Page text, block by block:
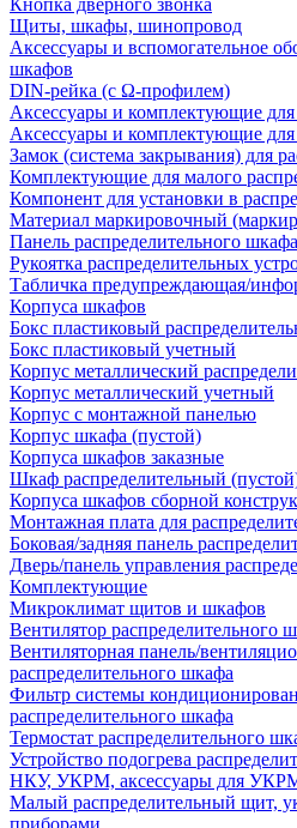
Кнопка дверного звонка
Щиты, шкафы, шинопровод
Аксессуары и вспомогательное
шкафов
DIN-рейка (с Ω-профилем)
Аксессуары и комплектующие
Аксессуары и комплектующие для
Замок (система закрывания) для
Комплектующие для малого
Компонент для установки в
Материал маркировочный
Панель распределительного
Рукоятка распределительных
Табличка предупреждающая/
Корпуса шкафов
Бокс пластиковый
Бокс пластиковый учетный
Корпус металлический
Корпус металлический учетный
Корпус с монтажной панелью
Корпус шкафа (пустой)
Корпуса шкафов заказные
Шкаф распределительный
Корпуса шкафов сборной
Монтажная плата для
Боковая/задняя панель
Дверь/панель управления
Комплектующие
Микроклимат щитов и шкафов
Вентилятор распределительного
Вентиляторная панель/
распределительного шкафа
Фильтр системы
распределительного шкафа
Термостат распределительного
Устройство подогрева
НКУ, УКРМ, аксессуары для
Малый распределительный щит,
приборами